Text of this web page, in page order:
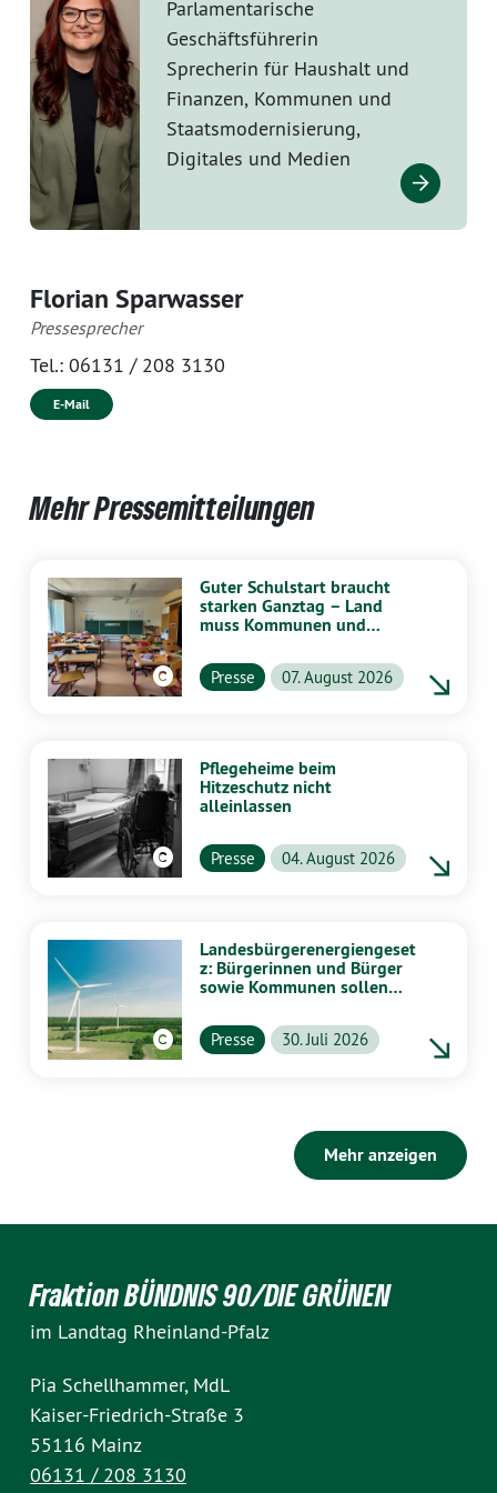
Parlamentarische
Geschäftsführerin
Sprecherin für Haushalt und
Finanzen, Kommunen und
Staatsmodernisierung,
Digitales und Medien
Florian Sparwasser
Pressesprecher
Tel.: 06131 / 208 3130
E-Mail
Mehr Pressemitteilungen
Guter Schulstart braucht
starken Ganztag – Land
muss Kommunen und
unterstützen
Presse 07. August 2026
Pflegeheime beim
Hitzeschutz nicht
alleinlassen
Presse 04. August 2026
Landesbürgerenergiengeset
z: Bürgerinnen und Bürger
sowie Kommunen sollen
profitieren
Presse 30. Juli 2026
Mehr anzeigen
Fraktion BÜNDNIS 90/DIE GRÜNEN
im Landtag Rheinland-Pfalz
Pia Schellhammer, MdL
Kaiser-Friedrich-Straße 3
55116 Mainz
06131 / 208 3130